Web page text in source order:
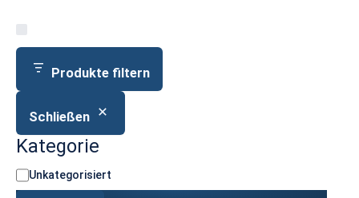
Produkte filtern
Schließen
Kategorie
K
a
Unkategorisiert